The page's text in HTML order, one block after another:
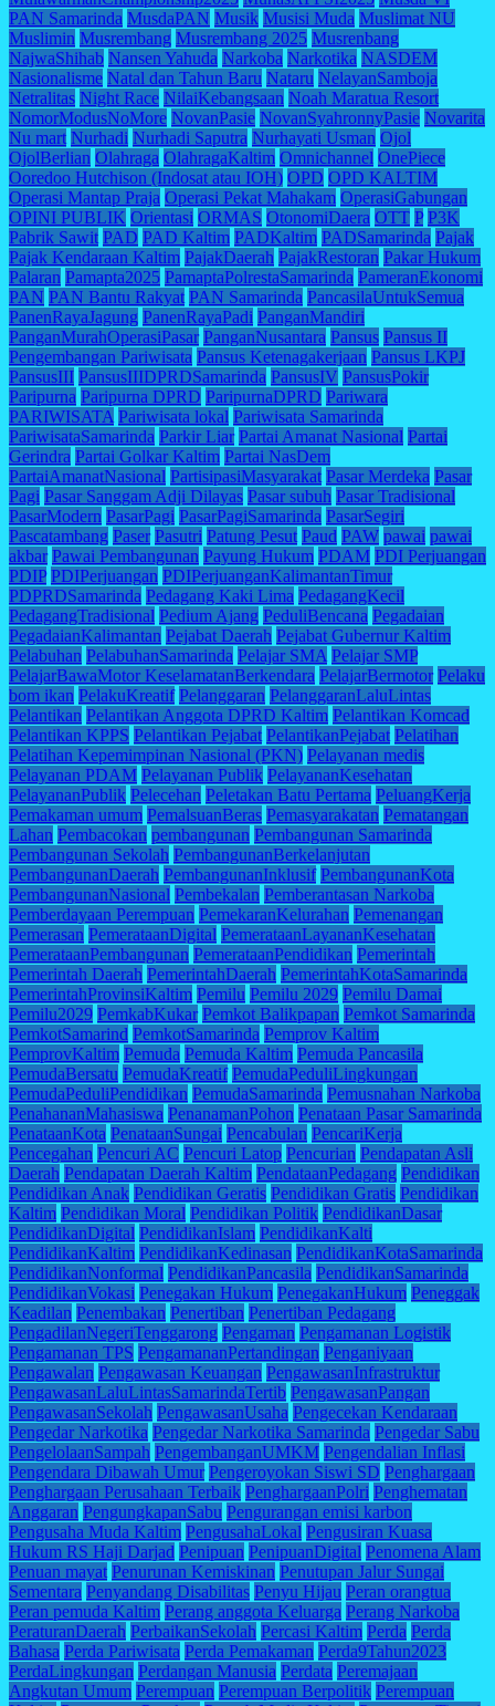
PAN Samarinda MusdaPAN Musik Musisi Muda Muslimat NU
Muslimin Musrembang Musrembang 2025 Musrenbang
NajwaShihab Nansen Yahuda Narkoba Narkotika NASDEM
Nasionalisme Natal dan Tahun Baru Nataru NelayanSamboja
Netralitas Night Race NilaiKebangsaan Noah Maratua Resort
NomorModusNoMore NovanPasie NovanSyahronnyPasie Novarita
Nu mart Nurhadi Nurhadi Saputra Nurhayati Usman Ojol
OjolBerlian Olahraga OlahragaKaltim Omnichannel OnePiece
Ooredoo Hutchison (Indosat atau IOH) OPD OPD KALTIM
Operasi Mantap Praja Operasi Pekat Mahakam OperasiGabungan
OPINI PUBLIK Orientasi ORMAS OtonomiDaera OTT P P3K
Pabrik Sawit PAD PAD Kaltim PADKaltim PADSamarinda Pajak
Pajak Kendaraan Kaltim PajakDaerah PajakRestoran Pakar Hukum
Palaran Pamapta2025 PamaptaPolrestaSamarinda PameranEkonomi
PAN PAN Bantu Rakyat PAN Samarinda PancasilaUntukSemua
PanenRayaJagung PanenRayaPadi PanganMandiri
PanganMurahOperasiPasar PanganNusantara Pansus Pansus II
Pengembangan Pariwisata Pansus Ketenagakerjaan Pansus LKPJ
PansusIII PansusIIIDPRDSamarinda PansusIV PansusPokir
Paripurna Paripurna DPRD ParipurnaDPRD Pariwara
PARIWISATA Pariwisata lokal Pariwisata Samarinda
PariwisataSamarinda Parkir Liar Partai Amanat Nasional Partai
Gerindra Partai Golkar Kaltim Partai NasDem
PartaiAmanatNasional PartisipasiMasyarakat Pasar Merdeka Pasar
Pagi Pasar Sanggam Adji Dilayas Pasar subuh Pasar Tradisional
PasarModern PasarPagi PasarPagiSamarinda PasarSegiri
Pascatambang Paser Pasutri Patung Pesut Paud PAW pawai pawai
akbar Pawai Pembangunan Payung Hukum PDAM PDI Perjuangan
PDIP PDIPerjuangan PDIPerjuanganKalimantanTimur
PDPRDSamarinda Pedagang Kaki Lima PedagangKecil
PedagangTradisional Pedium Ajang PeduliBencana Pegadaian
PegadaianKalimantan Pejabat Daerah Pejabat Gubernur Kaltim
Pelabuhan PelabuhanSamarinda Pelajar SMA Pelajar SMP
PelajarBawaMotor KeselamatanBerkendara PelajarBermotor Pelaku
bom ikan PelakuKreatif Pelanggaran PelanggaranLaluLintas
Pelantikan Pelantikan Anggota DPRD Kaltim Pelantikan Komcad
Pelantikan KPPS Pelantikan Pejabat PelantikanPejabat Pelatihan
Pelatihan Kepemimpinan Nasional (PKN) Pelayanan medis
Pelayanan PDAM Pelayanan Publik PelayananKesehatan
PelayananPublik Pelecehan Peletakan Batu Pertama PeluangKerja
Pemakaman umum PemalsuanBeras Pemasyarakatan Pematangan
Lahan Pembacokan pembangunan Pembangunan Samarinda
Pembangunan Sekolah PembangunanBerkelanjutan
PembangunanDaerah PembangunanInklusif PembangunanKota
PembangunanNasional Pembekalan Pemberantasan Narkoba
Pemberdayaan Perempuan PemekaranKelurahan Pemenangan
Pemerasan PemerataanDigital PemerataanLayananKesehatan
PemerataanPembangunan PemerataanPendidikan Pemerintah
Pemerintah Daerah PemerintahDaerah PemerintahKotaSamarinda
PemerintahProvinsiKaltim Pemilu Pemilu 2029 Pemilu Damai
Pemilu2029 PemkabKukar Pemkot Balikpapan Pemkot Samarinda
PemkotSamarind PemkotSamarinda Pemprov Kaltim
PemprovKaltim Pemuda Pemuda Kaltim Pemuda Pancasila
PemudaBersatu PemudaKreatif PemudaPeduliLingkungan
PemudaPeduliPendidikan PemudaSamarinda Pemusnahan Narkoba
PenahananMahasiswa PenanamanPohon Penataan Pasar Samarinda
PenataanKota PenataanSungai Pencabulan PencariKerja
Pencegahan Pencuri AC Pencuri Latop Pencurian Pendapatan Asli
Daerah Pendapatan Daerah Kaltim PendataanPedagang Pendidikan
Pendidikan Anak Pendidikan Geratis Pendidikan Gratis Pendidikan
Kaltim Pendidikan Moral Pendidikan Politik PendidikanDasar
PendidikanDigital PendidikanIslam PendidikanKalti
PendidikanKaltim PendidikanKedinasan PendidikanKotaSamarinda
PendidikanNonformal PendidikanPancasila PendidikanSamarinda
PendidikanVokasi Penegakan Hukum PenegakanHukum Peneggak
Keadilan Penembakan Penertiban Penertiban Pedagang
PengadilanNegeriTenggarong Pengaman Pengamanan Logistik
Pengamanan TPS PengamananPertandingan Penganiyaan
Pengawalan Pengawasan Keuangan PengawasanInfrastruktur
PengawasanLaluLintasSamarindaTertib PengawasanPangan
PengawasanSekolah PengawasanUsaha Pengecekan Kendaraan
Pengedar Narkotika Pengedar Narkotika Samarinda Pengedar Sabu
PengelolaanSampah PengembanganUMKM Pengendalian Inflasi
Pengendara Dibawah Umur Pengeroyokan Siswi SD Penghargaan
Penghargaan Perusahaan Terbaik PenghargaanPolri Penghematan
Anggaran PengungkapanSabu Pengurangan emisi karbon
Pengusaha Muda Kaltim PengusahaLokal Pengusiran Kuasa
Hukum RS Haji Darjad Penipuan PenipuanDigital Penomena Alam
Penuan mayat Penurunan Kemiskinan Penutupan Jalur Sungai
Sementara Penyandang Disabilitas Penyu Hijau Peran orangtua
Peran pemuda Kaltim Perang anggota Keluarga Perang Narkoba
PeraturanDaerah PerbaikanSekolah Percasi Kaltim Perda Perda
Bahasa Perda Pariwisata Perda Pemakaman Perda9Tahun2023
PerdaLingkungan Perdangan Manusia Perdata Peremajaan
Angkutan Umum Perempuan Perempuan Berpolitik Perempuan